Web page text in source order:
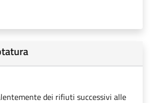
dei rifiuti successivi alle